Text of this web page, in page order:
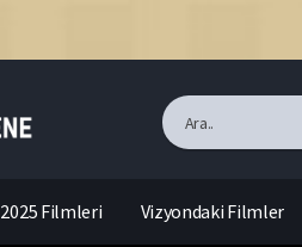
2025 Filmleri Vizyondaki Filmler